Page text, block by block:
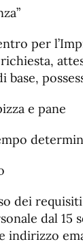
per
e pane
dei
dal 15
indirizzo